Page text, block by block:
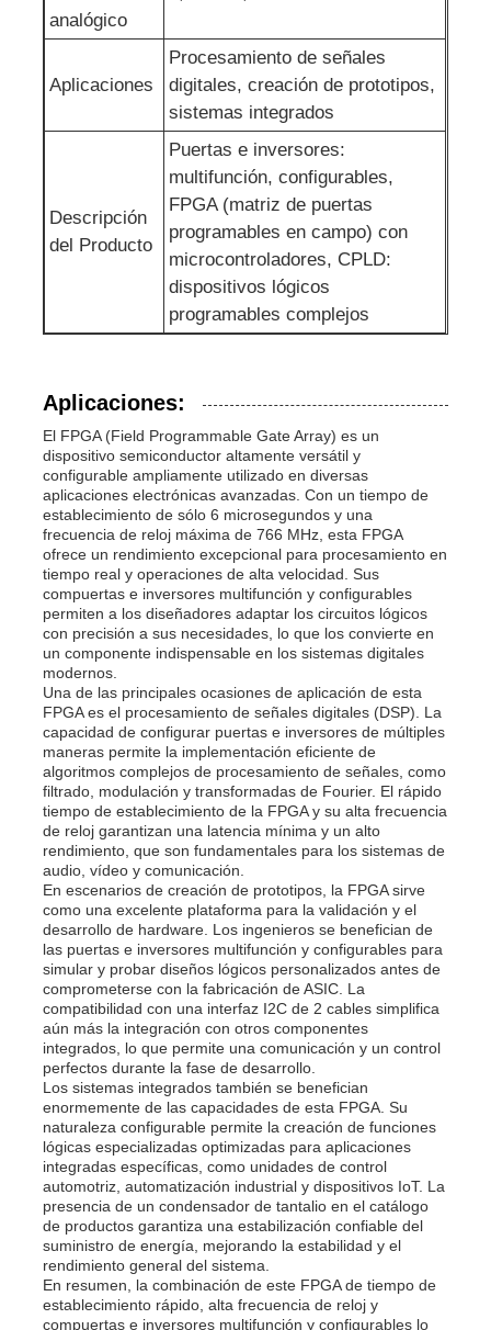
Chip de gestión de energía
analógico
Aplicaciones
Procesamiento de señales
digitales, creación de prototipos,
sistemas integrados
Descripción
del Producto
Puertas e inversores:
multifunción, configurables,
FPGA (matriz de puertas
programables en campo) con
microcontroladores, CPLD:
dispositivos lógicos
programables complejos
Aplicaciones:
El FPGA (Field Programmable Gate Array) es un
dispositivo semiconductor altamente versátil y
configurable ampliamente utilizado en diversas
aplicaciones electrónicas avanzadas. Con un tiempo de
establecimiento de sólo 6 microsegundos y una
frecuencia de reloj máxima de 766 MHz, esta FPGA
ofrece un rendimiento excepcional para procesamiento en
tiempo real y operaciones de alta velocidad. Sus
compuertas e inversores multifunción y configurables
permiten a los diseñadores adaptar los circuitos lógicos
con precisión a sus necesidades, lo que los convierte en
un componente indispensable en los sistemas digitales
modernos.
Una de las principales ocasiones de aplicación de esta
FPGA es el procesamiento de señales digitales (DSP). La
capacidad de configurar puertas e inversores de múltiples
maneras permite la implementación eficiente de
algoritmos complejos de procesamiento de señales, como
filtrado, modulación y transformadas de Fourier. El rápido
tiempo de establecimiento de la FPGA y su alta frecuencia
de reloj garantizan una latencia mínima y un alto
rendimiento, que son fundamentales para los sistemas de
audio, vídeo y comunicación.
En escenarios de creación de prototipos, la FPGA sirve
como una excelente plataforma para la validación y el
desarrollo de hardware. Los ingenieros se benefician de
las puertas e inversores multifunción y configurables para
simular y probar diseños lógicos personalizados antes de
comprometerse con la fabricación de ASIC. La
compatibilidad con una interfaz I2C de 2 cables simplifica
aún más la integración con otros componentes
integrados, lo que permite una comunicación y un control
perfectos durante la fase de desarrollo.
Los sistemas integrados también se benefician
enormemente de las capacidades de esta FPGA. Su
naturaleza configurable permite la creación de funciones
lógicas especializadas optimizadas para aplicaciones
integradas específicas, como unidades de control
automotriz, automatización industrial y dispositivos IoT. La
presencia de un condensador de tantalio en el catálogo
de productos garantiza una estabilización confiable del
suministro de energía, mejorando la estabilidad y el
rendimiento general del sistema.
En resumen, la combinación de este FPGA de tiempo de
establecimiento rápido, alta frecuencia de reloj y
compuertas e inversores multifunción y configurables lo